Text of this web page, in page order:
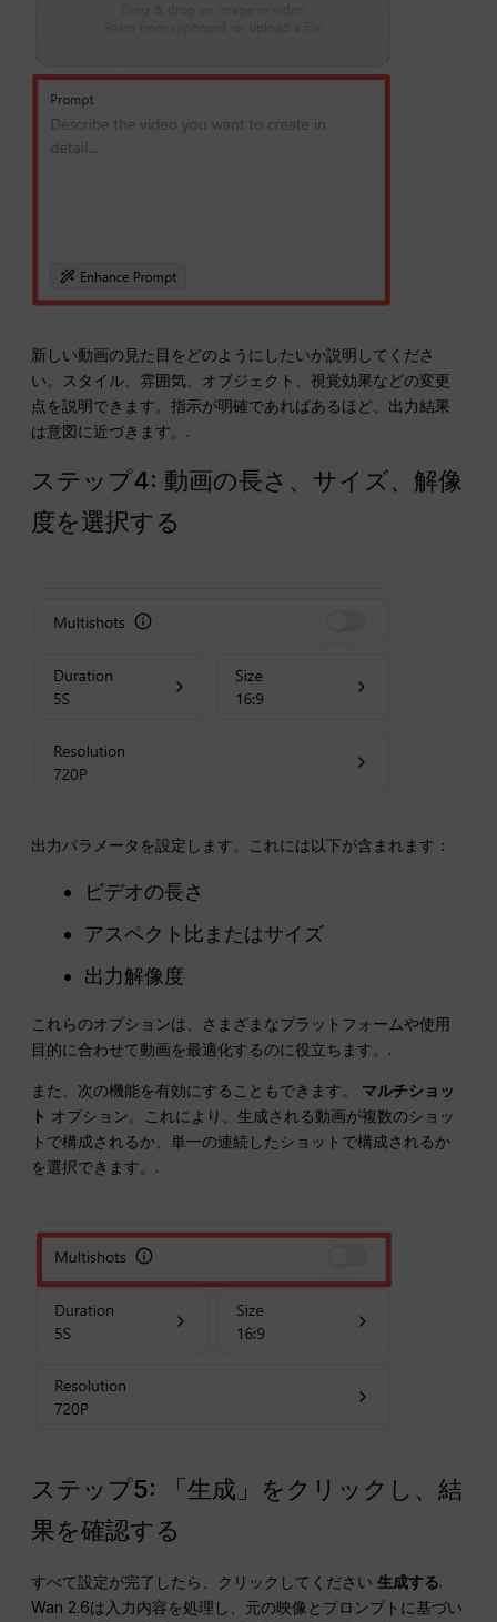
新しい動画の見た目をどのようにしたいか説明してくださ
い。スタイル、雰囲気、オブジェクト、視覚効果などの変更
点を説明できます。指示が明確であればあるほど、出力結果
は意図に近づきます。.
ステップ4: 動画の長さ、サイズ、解像
度を選択する
出力パラメータを設定します。これには以下が含まれます：
ビデオの長さ
アスペクト比またはサイズ
出力解像度
これらのオプションは、さまざまなプラットフォームや使用
目的に合わせて動画を最適化するのに役立ちます。.
また、次の機能を有効にすることもできます。 マルチショッ
ト オプション。これにより、生成される動画が複数のショッ
トで構成されるか、単一の連続したショットで構成されるか
を選択できます。.
ステップ5: 「生成」をクリックし、結
果を確認する
すべて設定が完了したら、クリックしてください生成する.
Wan 2.6は入力内容を処理し、元の映像とプロンプトに基づい